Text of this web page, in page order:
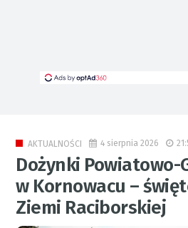
AKTUALNOŚCI 4 sierpnia 2026
Dożynki Powiatowo-
w Kornowacu –
Ziemi Raciborskiej